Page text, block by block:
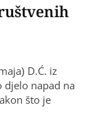
D.Ć. iz
djelo napad na
što je